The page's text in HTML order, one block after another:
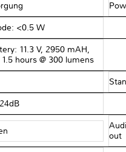
<0.5 W
11.3 V, 2950 mAH,
hours @ 300 lumens
out